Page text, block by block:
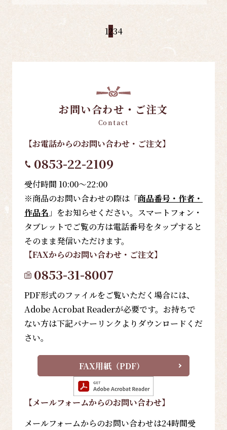
1234
お問い合わせ・ご注文
Contact
【お電話からのお問い合わせ・ご注文】
0853-22-2109
受付時間 10:00～22:00
※商品のお問い合わせの際は「商品番号・作者・
作品名 」をお知らせください。スマートフォン・
タブレットでご覧の方は電話番号をタップすると
そのまま発信いただけます。
【FAXからのお問い合わせ・ご注文】
0853-31-8007
PDF形式のファイルをご覧いただく場合には、
Adobe Acrobat Readerが必要です。お持ちで
ない方は下記バナーリンクよりダウンロードくだ
さい。
FAX用紙（PDF）
【メールフォームからのお問い合わせ】
メールフォームからのお問い合わせは24時間受